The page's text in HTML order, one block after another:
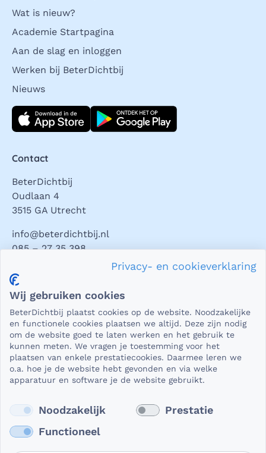
Wat is nieuw?
Academie Startpagina
Aan de slag en inloggen
Werken bij BeterDichtbij
Nieuws
Download direct
Contact
BeterDichtbij
Oudlaan 4
3515 GA Utrecht
info@beterdichtbij.nl
085 – 27 35 398
Privacy en veiligheid
essentieel dat die beveiligd worden uitgewisseld. En dat
die gegevens niet in verkeerde handen vallen. Daar kun je
op rekenen bij BeterDichtbij.
Lees verder
Privacy- en cookieverklaring
Wij gebruiken cookies
BeterDichtbij plaatst cookies op de website. Noodzakelijke
en functionele cookies plaatsen we altijd. Deze zijn nodig
om de website goed te laten werken en het gebruik te
kunnen meten. We vragen je toestemming voor het
plaatsen van enkele prestatiecookies. Daarmee leren we
o.a. hoe je de website hebt gevonden en via welke
apparatuur en software je de website gebruikt.
Noodzakelijk
Prestatie
Functioneel